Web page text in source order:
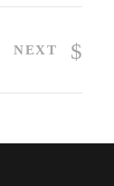
NEXT